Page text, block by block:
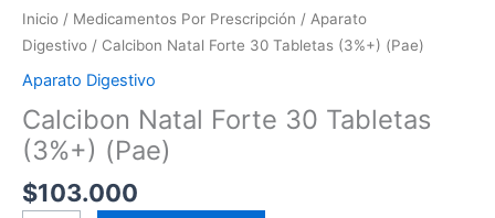
Inicio / Medicamentos Por Prescripción / Aparato
Digestivo / Calcibon Natal Forte 30 Tabletas (3%+) (Pae)
Aparato Digestivo
Calcibon Natal Forte 30 Tabletas
(3%+) (Pae)
$103.000
Forte
30
(3%+)
(Pae)
cantidad